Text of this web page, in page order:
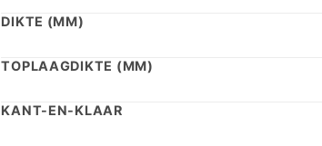
DIKTE (MM)
TOPLAAGDIKTE (MM)
KANT-EN-KLAAR